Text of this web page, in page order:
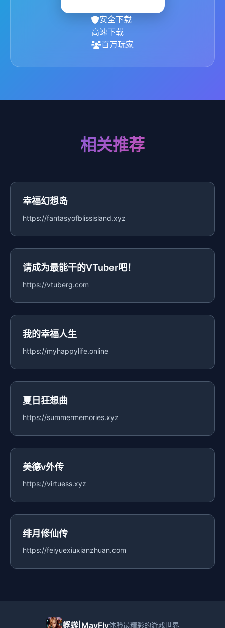
安全下载
高速下载
百万玩家
相关推荐
幸福幻想岛
https://fantasyofblissisland.xyz
请成为最能干的VTuber吧！
https://vtuberg.com
我的幸福人生
https://myhappylife.online
夏日狂想曲
https://summermemories.xyz
美德v外传
https://virtuess.xyz
绯月修仙传
https://feiyuexiuxianzhuan.com
蜉蝣|MayFly体验最精彩的游戏世界